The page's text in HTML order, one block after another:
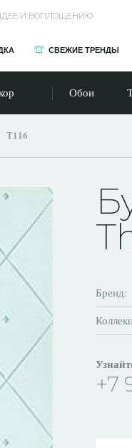
И ВОПЛОЩЕНИЮ
СВЕЖИЕ ТРЕНДЫ
Обои
T116
Бренд:
+7